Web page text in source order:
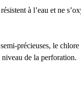
à l’eau et ne
précieuses, le
de la perforation.